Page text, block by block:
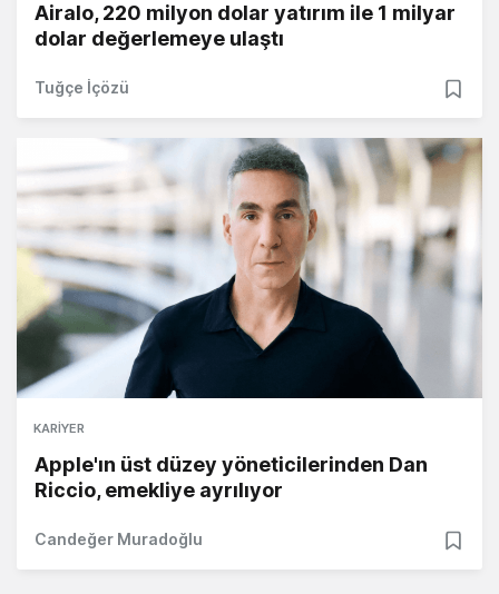
Airalo, 220 milyon dolar yatırım ile 1 milyar
dolar değerlemeye ulaştı
Tuğçe İçözü
KARIYER
Apple'ın üst düzey yöneticilerinden Dan
Riccio, emekliye ayrılıyor
Candeğer Muradoğlu